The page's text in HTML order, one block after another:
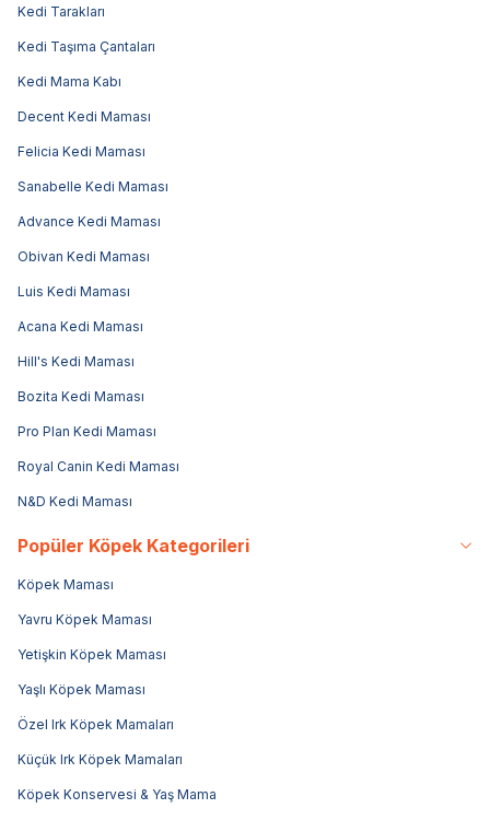
Kedi Tarakları
Kedi Taşıma Çantaları
Kedi Mama Kabı
Decent Kedi Maması
Felicia Kedi Maması
Sanabelle Kedi Maması
Advance Kedi Maması
Obivan Kedi Maması
Luis Kedi Maması
Acana Kedi Maması
Hill's Kedi Maması
Bozita Kedi Maması
Pro Plan Kedi Maması
Royal Canin Kedi Maması
N&D Kedi Maması
Popüler Köpek Kategorileri
Köpek Maması
Yavru Köpek Maması
Yetişkin Köpek Maması
Yaşlı Köpek Maması
Özel Irk Köpek Mamaları
Küçük Irk Köpek Mamaları
Köpek Konservesi & Yaş Mama